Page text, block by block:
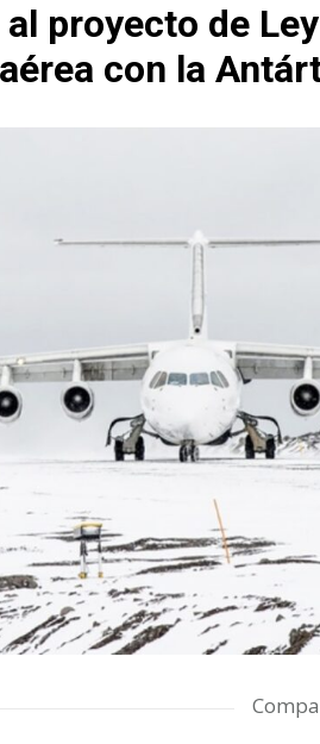
proyecto de
con la